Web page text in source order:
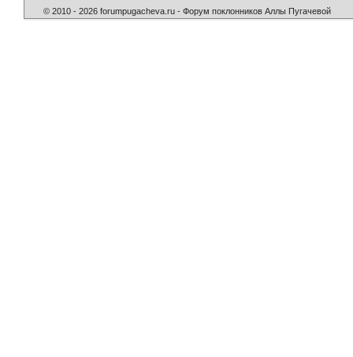
© 2010 - 2026 forumpugacheva.ru - Форум поклонников Аллы Пугачевой